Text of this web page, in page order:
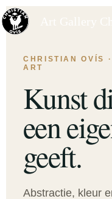
CHRISTIAN OVÍS
ART
Kunst
een
geeft.
Abstractie, kleur